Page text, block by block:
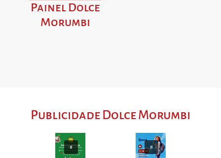
Painel Dolce
Morumbi
Publicidade Dolce Morumbi